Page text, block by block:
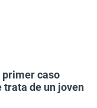
caso
trata de un joven